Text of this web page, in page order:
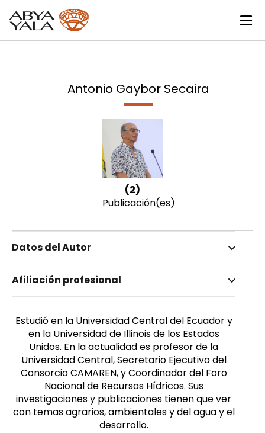
Antonio Gaybor Secaira
(2)
Publicación(es)
Datos del Autor
Secaira, Antonio Gaybor
Afiliación profesional
Estudió en la Universidad Central del Ecuador y
en la Universidad de Illinois de los Estados
Unidos. En la actualidad es profesor de la
Universidad Central, Secretario Ejecutivo del
Consorcio CAMAREN, y Coordinador del Foro
Nacional de Recursos Hídricos. Sus
investigaciones y publicaciones tienen que ver
con temas agrarios, ambientales y del agua y el
desarrollo.